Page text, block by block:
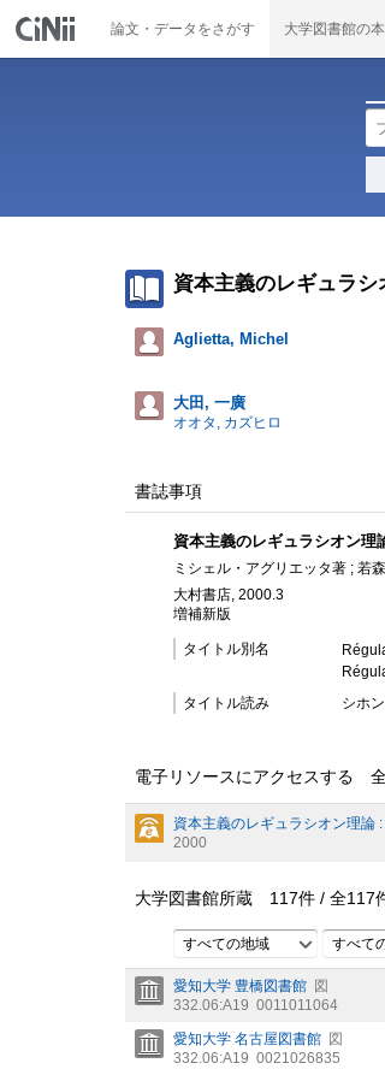
論文・データをさがす 大学図書館の
資本主義のレギュラ
Aglietta, Michel
大田, 一廣
オオタ, カズヒロ
書誌事項
資本主義のレギュラシオン理
ミシェル・アグリエッタ著 ; 若
大村書店, 2000.3
増補新版
タイトル別名
タイトル読み
シホ
電子リソースにアクセスする
資本主義のレギュラシオン理論
2000
大学図書館所蔵 117件 / 全117
すべての地域 すべて
愛知大学 豊橋図書館 図
332.06:A19 0011011064
愛知大学 名古屋図書館 図
332.06:A19 0021026835